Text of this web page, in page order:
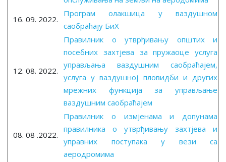
16. 09. 2022.
Програм олакшица у ваздушном
саобраћају БиХ
12. 08. 2022.
Правилник о утврђивању општих и
посебних захтјева за пружаоце услуга
управљања ваздушним саобраћајем,
услуга у ваздушној пловидби и других
мрежних функција за управљање
ваздушним саобраћајем
08. 08 .2022.
Правилник о измјенама и допунама
правилника о утврђивању захтјева и
управних поступака у вези са
аеродромима